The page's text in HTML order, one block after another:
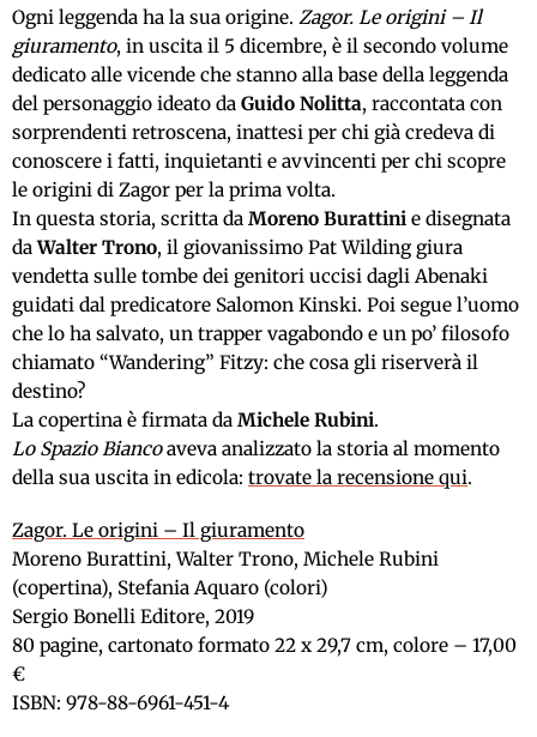
Ogni leggenda ha la sua origine. Zagor. Le origini – Il
giuramento, in uscita il 5 dicembre, è il secondo volume
dedicato alle vicende che stanno alla base della leggenda
del personaggio ideato da Guido Nolitta, raccontata con
sorprendenti retroscena, inattesi per chi già credeva di
conoscere i fatti, inquietanti e avvincenti per chi scopre
le origini di Zagor per la prima volta.
In questa storia, scritta da Moreno Burattini e disegnata
daWalter Trono, il giovanissimo Pat Wilding giura
vendetta sulle tombe dei genitori uccisi dagli Abenaki
guidati dal predicatore Salomon Kinski. Poi segue l’uomo
che lo ha salvato, un trapper vagabondo e un po’ filosofo
chiamato “Wandering” Fitzy: che cosa gli riserverà il
destino?
La copertina è firmata da Michele Rubini.
Lo Spazio Biancoaveva analizzato la storia al momento
della sua uscita in edicola: trovate la recensione qui.
Zagor. Le origini – Il giuramento
Moreno Burattini, Walter Trono, Michele Rubini
(copertina), Stefania Aquaro (colori)
Sergio Bonelli Editore, 2019
80 pagine, cartonato formato 22 x 29,7 cm, colore – 17,00
€
ISBN: 978-88-6961-451-4